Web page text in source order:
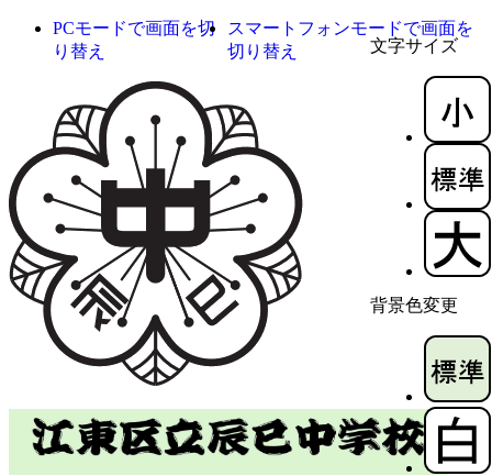
文字サイズ
背景色変更
PCモードで画面を切
り替え
スマートフォンモードで画面を
切り替え